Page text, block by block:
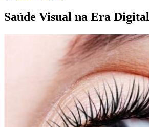
Saúde Visual na Era Digital